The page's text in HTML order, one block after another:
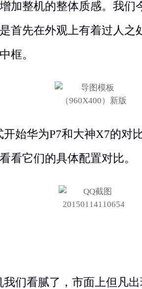
加整机的整体质感。我们
首先在外观上有着过人之
框。
开始华为P7和大神X7的对
看它们的具体配置对比。
我们看腻了，市面上但凡